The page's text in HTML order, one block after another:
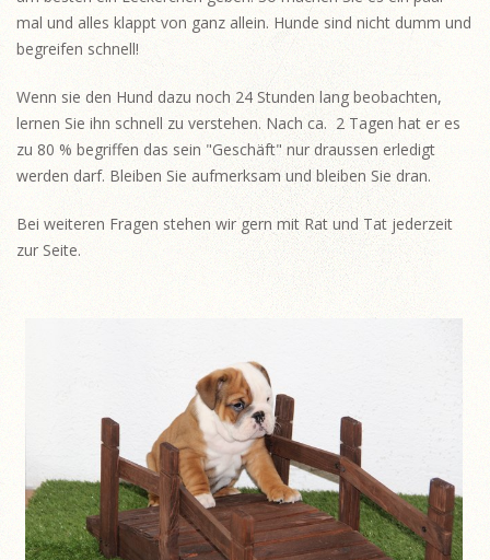
mal und alles klappt von ganz allein. Hunde sind nicht dumm und
begreifen schnell!
Wenn sie den Hund dazu noch 24 Stunden lang beobachten,
lernen Sie ihn schnell zu verstehen. Nach ca. 2 Tagen hat er es
zu 80 % begriffen das sein "Geschäft" nur draussen erledigt
werden darf. Bleiben Sie aufmerksam und bleiben Sie dran.
Bei weiteren Fragen stehen wir gern mit Rat und Tat jederzeit
zur Seite.